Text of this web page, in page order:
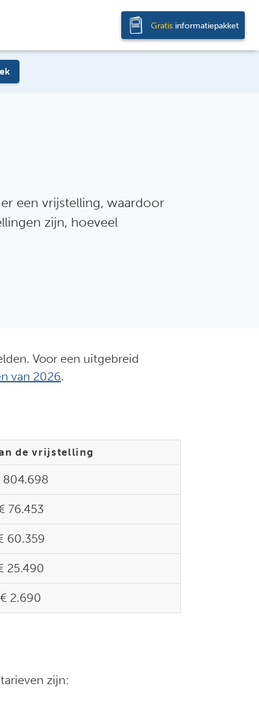
Gratis informatiepakket
een vrijstelling, waardoor
zijn, hoeveel
Voor een uitgebreid
van 2026.
de vrijstelling
804.698
76.453
60.359
25.490
€ 2.690
zijn: